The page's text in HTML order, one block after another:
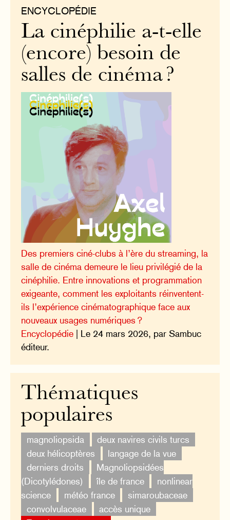
ENCYCLOPÉDIE
La cinéphilie a-t-elle
(encore) besoin de
salles de cinéma ?
Des premiers ciné-clubs à l’ère du streaming, la
salle de cinéma demeure le lieu privilégié de la
cinéphilie. Entre innovations et programmation
exigeante, comment les exploitants réinventent-
ils l’expérience cinématographique face aux
nouveaux usages numériques ?
Encyclopédie | Le 24 mars 2026, par Sambuc
éditeur.
Thématiques
populaires
magnoliopsida
deux navires civils turcs
deux hélicoptères
langage de la vue
derniers droits
Magnoliopsidées
(Dicotylédones)
île de france
nonlinear
science
météo france
simaroubaceae
convolvulaceae
accès unique